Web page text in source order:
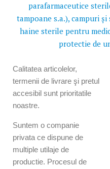
parafarmaceutice
tampoane s.a.), campuri
haine sterile pentru
protectie de
Calitatea articolelor,
termenii de livrare şi pretul
accesibil sunt prioritatile
noastre.
Suntem o companie
privata ce dispune de
multiple utilaje de
productie. Procesul de